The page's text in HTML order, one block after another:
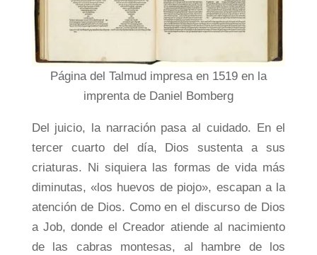
Página del Talmud impresa en 1519 en la
imprenta de Daniel Bomberg
Del juicio, la narración pasa al cuidado. En el
tercer cuarto del día, Dios sustenta a sus
criaturas. Ni siquiera las formas de vida más
diminutas, «los huevos de piojo», escapan a la
atención de Dios. Como en el discurso de Dios
a Job, donde el Creador atiende al nacimiento
de las cabras montesas, al hambre de los